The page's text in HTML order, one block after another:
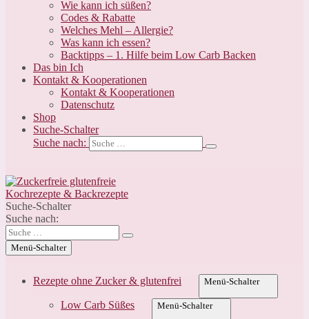
Wie kann ich süßen?
Codes & Rabatte
Welches Mehl – Allergie?
Was kann ich essen?
Backtipps – 1. Hilfe beim Low Carb Backen
Das bin Ich
Kontakt & Kooperationen
Kontakt & Kooperationen
Datenschutz
Shop
Suche-Schalter
Suche nach:
Suche-Schalter
Suche nach:
Menü-Schalter
Rezepte ohne Zucker & glutenfrei Menü-Schalter
Low Carb Süßes Menü-Schalter